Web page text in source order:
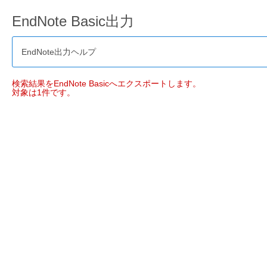
EndNote Basic出力
EndNote出力ヘルプ
検索結果をEndNote Basicへエクスポートします。
対象は1件です。